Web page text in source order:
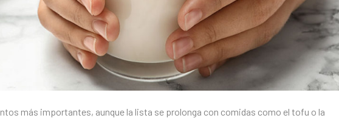
más importantes, aunque la lista se prolonga con comidas como el tofu o la